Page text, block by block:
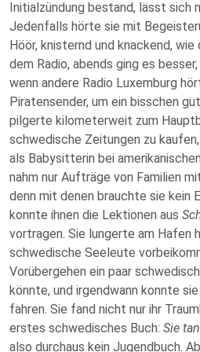
Initialzündung bestand, lässt sich
Jedenfalls hörte sie mit
Höör, knisternd und knackend,
dem Radio, abends ging es
wenn andere Radio Luxemburg
Piratensender, um ein bisschen
pilgerte kilometerweit zum
schwedische Zeitungen zu
als Babysitterin bei
nahm nur Aufträge von Familien
denn mit denen brauchte sie kein
konnte ihnen die Lektionen aus
vortragen. Sie lungerte am Hafen
schwedische Seeleute
Vorübergehen ein paar
könnte, und irgendwann konnte
fahren. Sie fand nicht nur ihr
erstes schwedisches Buch: Sie
also durchaus kein Jugendbuch.